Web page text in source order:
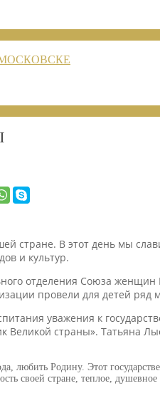
стране. В этот день мы
и культур.
отделения Союза
провели для детей ряд
уважения к
страны». Татьяна
любить Родину. Этот
своей стране, теплое,